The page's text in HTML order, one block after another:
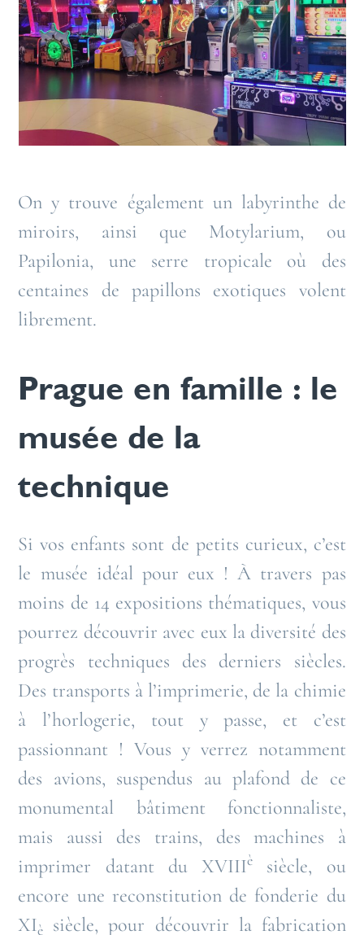
On y trouve également un labyrinthe de
miroirs, ainsi que Motylarium, ou
Papilonia, une serre tropicale où des
centaines de papillons exotiques volent
librement.
Prague en famille : le
musée de la
technique
Si vos enfants sont de petits curieux, c’est
le musée idéal pour eux ! À travers pas
moins de 14 expositions thématiques, vous
pourrez découvrir avec eux la diversité des
progrès techniques des derniers siècles.
Des transports à l’imprimerie, de la chimie
à l’horlogerie, tout y passe, et c’est
passionnant ! Vous y verrez notamment
des avions, suspendus au plafond de ce
monumental bâtiment fonctionnaliste,
mais aussi des trains, des machines à
imprimer datant du XVIIIè
siècle, ou
encore une reconstitution de fonderie du
XIè siècle, pour découvrir la fabrication